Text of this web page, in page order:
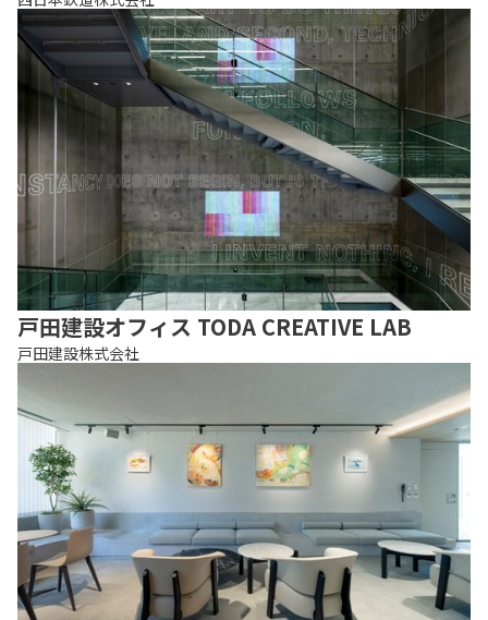
戸田建設オフィス TODA CREATIVE LAB
戸田建設株式会社